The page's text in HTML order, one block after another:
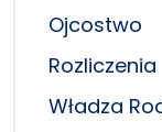
Ojcostwo
Rozliczenia
Władza